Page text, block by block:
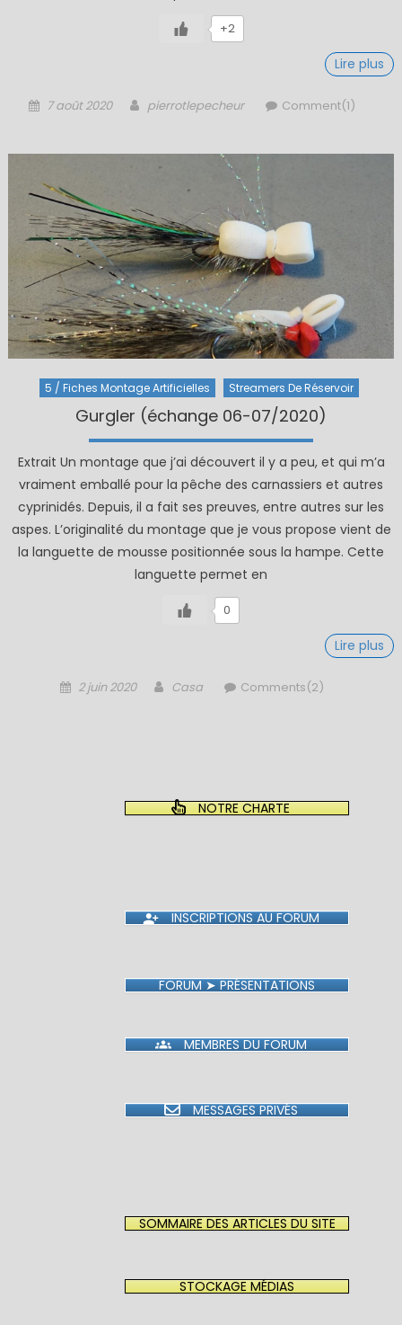
+2
Lire plus
Posted
7 août 2020 Author
pierrotlepecheur Comment(1)
5 / Fiches Montage Artificielles Streamers De Réservoir
Gurgler (échange 06-07/2020)
Extrait Un montage que j’ai découvert il y a peu, et qui m’a
vraiment emballé pour la pêche des carnassiers et autres
cyprinidés. Depuis, il a fait ses preuves, entre autres sur les
aspes. L’originalité du montage que je vous propose vient de
la languette de mousse positionnée sous la hampe. Cette
languette permet en
0
Lire plus
Posted
2 juin 2020 Author
Casa Comments(2)
NOTRE CHARTE
INSCRIPTIONS AU FORUM
FORUM ➤ PRÉSENTATIONS
MEMBRES DU FORUM
MESSAGES PRIVÉS
SOMMAIRE DES ARTICLES DU SITE
STOCKAGE MÉDIAS